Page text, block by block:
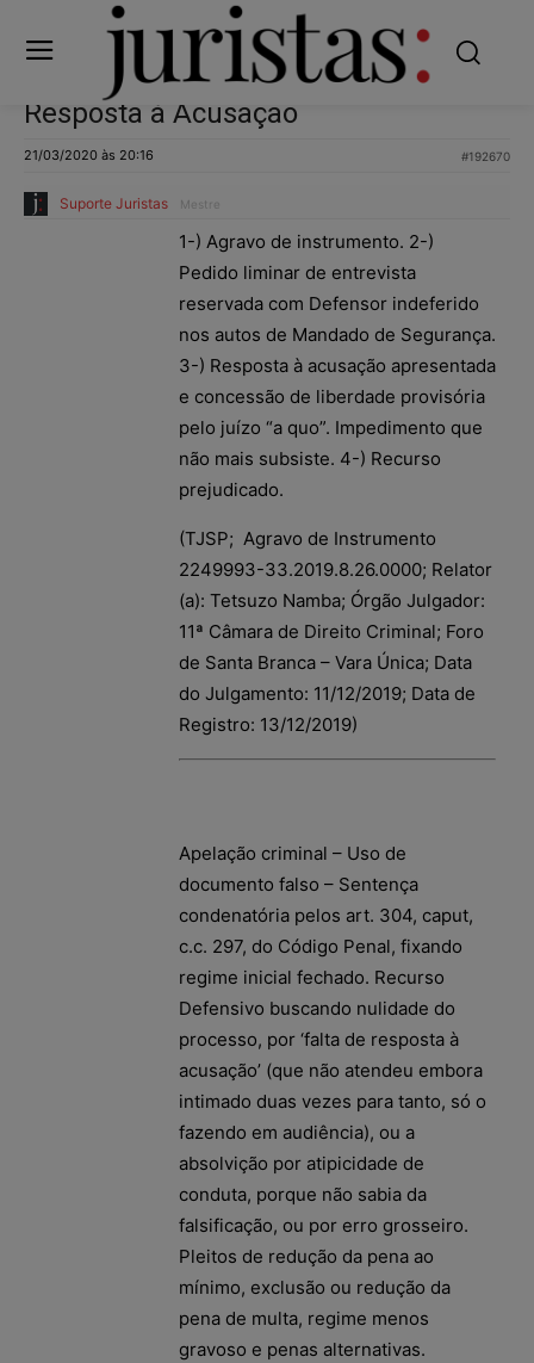
Resposta à Acusação
21/03/2020 às 20:16 #192670
Suporte Juristas Mestre
1-) Agravo de instrumento. 2-)
Pedido liminar de entrevista
reservada com Defensor indeferido
nos autos de Mandado de Segurança.
3-) Resposta à acusação apresentada
e concessão de liberdade provisória
pelo juízo “a quo”. Impedimento que
não mais subsiste. 4-) Recurso
prejudicado.
(TJSP; Agravo de Instrumento
2249993-33.2019.8.26.0000; Relator
(a): Tetsuzo Namba; Órgão Julgador:
11ª Câmara de Direito Criminal; Foro
de Santa Branca – Vara Única; Data
do Julgamento: 11/12/2019; Data de
Registro: 13/12/2019)
Apelação criminal – Uso de
documento falso – Sentença
condenatória pelos art. 304, caput,
c.c. 297, do Código Penal, fixando
regime inicial fechado. Recurso
Defensivo buscando nulidade do
processo, por ‘falta de resposta à
acusação’ (que não atendeu embora
intimado duas vezes para tanto, só o
fazendo em audiência), ou a
absolvição por atipicidade de
conduta, porque não sabia da
falsificação, ou por erro grosseiro.
Pleitos de redução da pena ao
mínimo, exclusão ou redução da
pena de multa, regime menos
gravoso e penas alternativas.